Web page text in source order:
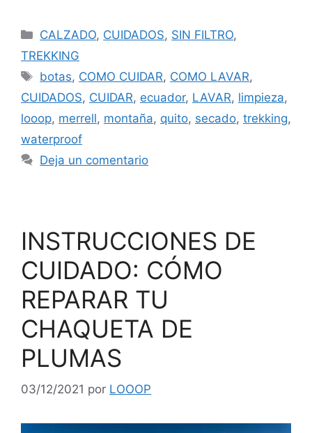
CALZADO, CUIDADOS, SIN FILTRO,
TREKKING
botas, COMO CUIDAR, COMO LAVAR,
CUIDADOS, CUIDAR, ecuador, LAVAR, limpieza,
looop, merrell, montaña, quito, secado, trekking,
waterproof
Deja un comentario
INSTRUCCIONES DE
CUIDADO: CÓMO
REPARAR TU
CHAQUETA DE
PLUMAS
03/12/2021 por LOOOP